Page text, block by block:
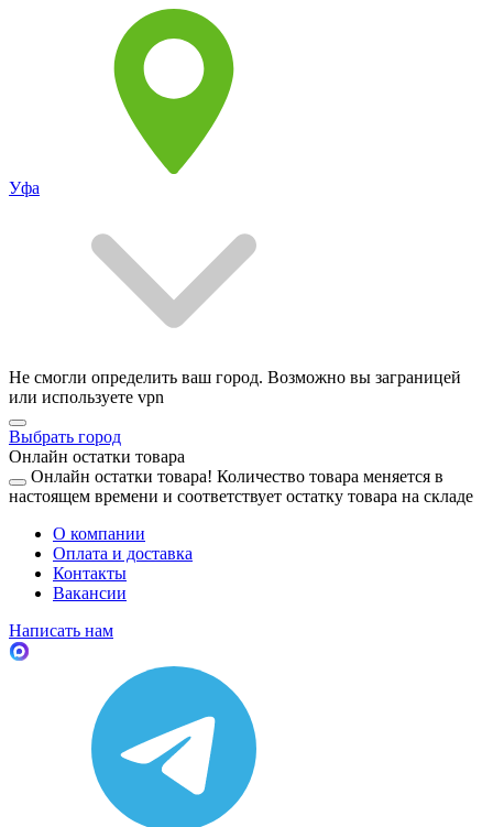
Уфа
Не смогли определить ваш город. Возможно вы заграницей
или используете vpn
Выбрать город
Онлайн остатки товара
Онлайн остатки товара! Количество товара меняется в
настоящем времени и соответствует остатку товара на складе
О компании
Оплата и доставка
Контакты
Вакансии
Написать нам